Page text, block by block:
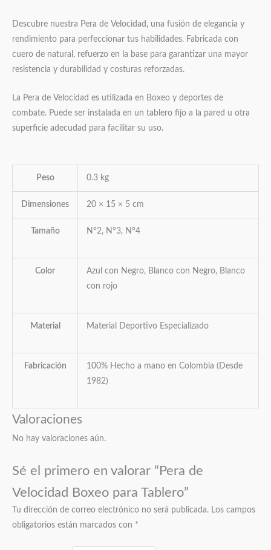
Descubre nuestra Pera de Velocidad, una fusión de elegancia y
rendimiento para perfeccionar tus habilidades. Fabricada con
cuero de natural, refuerzo en la base para garantizar una mayor
resistencia y durabilidad y costuras reforzadas.
La Pera de Velocidad es utilizada en Boxeo y deportes de
combate. Puede ser instalada en un tablero fijo a la pared u otra
superficie adecudad para facilitar su uso.
Peso 0.3 kg
Dimensiones 20 × 15 × 5 cm
Tamaño N°2, N°3, N°4
Color
Azul con Negro, Blanco con Negro, Blanco
con rojo
Material Material Deportivo Especializado
Fabricación
100% Hecho a mano en Colombia (Desde
1982)
Valoraciones
No hay valoraciones aún.
Sé el primero en valorar “Pera de
Velocidad Boxeo para Tablero”
Tu dirección de correo electrónico no será publicada. Los campos
obligatorios están marcados con *